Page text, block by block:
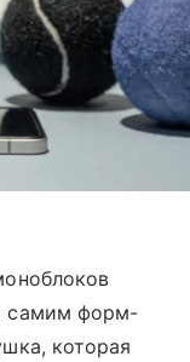
самим форм-
которая